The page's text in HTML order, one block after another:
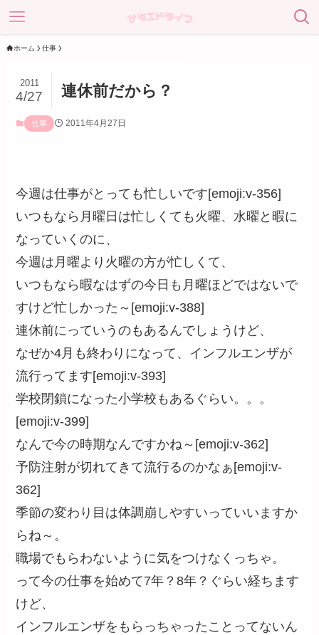
ホーム 仕事
連休前だから？
2011
4/27
仕事 2011年4月27日
今週は仕事がとっても忙しいです[emoji:v-356]
いつもなら月曜日は忙しくても火曜、水曜と暇に
なっていくのに、
今週は月曜より火曜の方が忙しくて、
いつもなら暇なはずの今日も月曜ほどではないで
すけど忙しかった～[emoji:v-388]
連休前にっていうのもあるんでしょうけど、
なぜか4月も終わりになって、インフルエンザが
流行ってます[emoji:v-393]
学校閉鎖になった小学校もあるぐらい。。。
[emoji:v-399]
なんで今の時期なんですかね～[emoji:v-362]
予防注射が切れてきて流行るのかなぁ[emoji:v-
362]
季節の変わり目は体調崩しやすいっていいますか
らね～。
職場でもらわないように気をつけなくっちゃ。
って今の仕事を始めて7年？8年？ぐらい経ちます
けど、
インフルエンザをもらっちゃったことってないん